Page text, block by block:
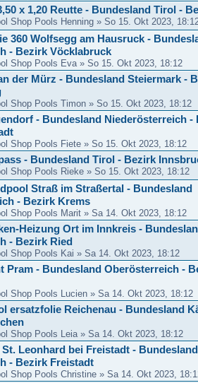
x 1,20 Reutte - Bundesland Tirol -
Shop Pools Henning » So 15. Okt 2023,
360 Wolfsegg am Hausruck -
- Bezirk Vöcklabruck
Shop Pools Eva » So 15. Okt 2023, 18:12
der Mürz - Bundesland Steiermark -
Shop Pools Timon » So 15. Okt 2023, 18:12
- Bundesland Niederösterreich -
Shop Pools Fiete » So 15. Okt 2023, 18:12
- Bundesland Tirol - Bezirk
Shop Pools Rieke » So 15. Okt 2023, 18:12
Straß im Straßertal - Bundesland
- Bezirk Krems
Shop Pools Marit » Sa 14. Okt 2023, 18:12
Heizung Ort im Innkreis -
- Bezirk Ried
Shop Pools Kai » Sa 14. Okt 2023, 18:12
Pram - Bundesland Oberösterreich -
Shop Pools Lucien » Sa 14. Okt 2023, 18:12
ersatzfolie Reichenau - Bundesland
Shop Pools Leia » Sa 14. Okt 2023, 18:12
St. Leonhard bei Freistadt - Bundesland
- Bezirk Freistadt
Shop Pools Christine » Sa 14. Okt 2023,